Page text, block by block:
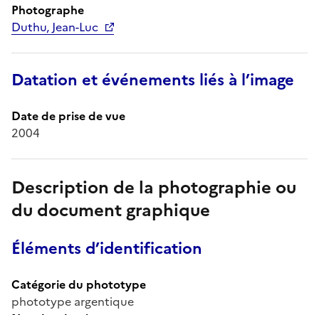
Photographe
Duthu, Jean-Luc
Datation et événements liés à l’image
Date de prise de vue
2004
Description de la photographie ou
du document graphique
Éléments d’identification
Catégorie du phototype
phototype argentique